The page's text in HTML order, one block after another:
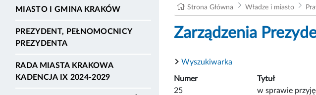
MIASTO I GMINA KRAKÓW
PREZYDENT, PEŁNOMOCNICY
PREZYDENTA
RADA MIASTA KRAKOWA
KADENCJA IX 2024-2029
Strona Główna Władze i miasto
Zarządzenia
Wyszukiwarka
Numer Tytuł
25
w sprawie